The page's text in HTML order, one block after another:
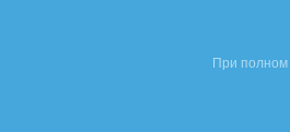
При полном